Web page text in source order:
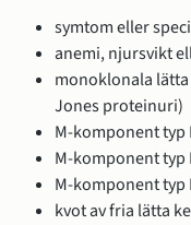
symtom eller
anemi, njursvikt
monoklonala
Jones proteinuri)
M-komponent typ
M-komponent typ
M-komponent typ
kvot av fria lätta